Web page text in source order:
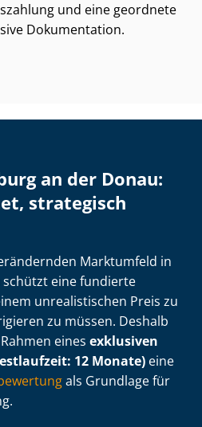
und eine geordnete
Dokumentation.
an der Donau:
strategisch
Marktumfeld in
eine fundierte
unrealistischen Preis zu
zu müssen. Deshalb
eines exklusiven
12 Monate) eine
als Grundlage für